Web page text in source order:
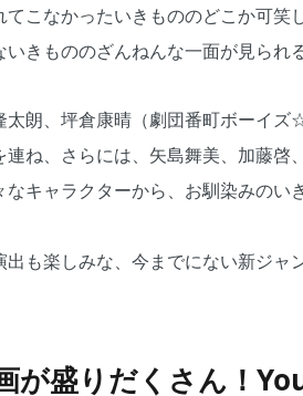
こなかったいきもののどこか可笑
きもののざんねんな一面が見られ
太朗、坪倉康晴（劇団番町ボーイ
ね、さらには、矢島舞美、加藤啓
キャラクターから、お馴染みのい
も楽しみな、今までにない新ジャ
が盛りだくさん！